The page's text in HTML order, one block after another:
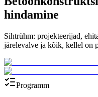
hindamine
Sihtrühm: projekteerijad,
järelevalve ja kõik, kellel on
Programm